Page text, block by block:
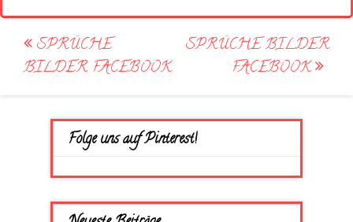
Post
navigation
SPRÜCHE
BILDER FACEBOOK
SPRÜCHE BILDER
FACEBOOK
Folge uns auf Pinterest!